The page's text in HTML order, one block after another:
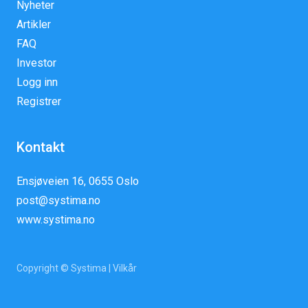
Nyheter
Artikler
FAQ
Investor
Logg inn
Registrer
Kontakt
Ensjøveien 16, 0655 Oslo
post@systima.no
www.systima.no
Copyright © Systima | Vilkår